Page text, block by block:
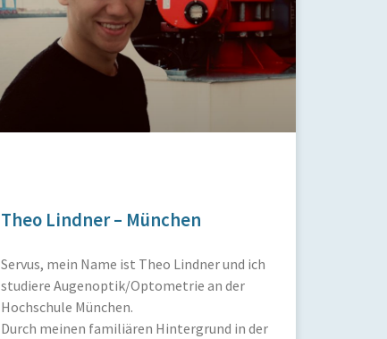
Theo Lindner – München
Servus, mein Name ist Theo Lindner und ich
studiere Augenoptik/Optometrie an der
Hochschule München.
Durch meinen familiären Hintergrund in der